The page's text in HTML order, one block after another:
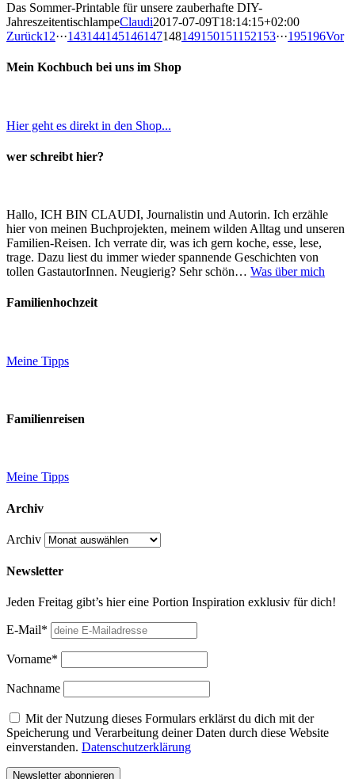
Das Sommer-Printable für unsere zauberhafte DIY-
JahreszeitentischlampeClaudi2017-07-09T18:14:15+02:00
Zurück1 2···143144145146147148149150151152153···195196Vor
Mein Kochbuch bei uns im Shop
Hier geht es direkt in den Shop...
wer schreibt hier?
Hallo, ICH BIN CLAUDI, Journalistin und Autorin. Ich erzähle
hier von meinen Buchprojekten, meinem wilden Alltag und unseren
Familien-Reisen. Ich verrate dir, was ich gern koche, esse, lese,
trage. Dazu liest du immer wieder spannende Geschichten von
tollen GastautorInnen. Neugierig? Sehr schön… Was über mich
Familienhochzeit
Meine Tipps
Familienreisen
Meine Tipps
Archiv
Archiv
Newsletter
Jeden Freitag gibt’s hier eine Portion Inspiration exklusiv für dich!
E-Mail*
Vorname*
Nachname
Mit der Nutzung dieses Formulars erklärst du dich mit der
Speicherung und Verarbeitung deiner Daten durch diese Website
einverstanden. Datenschutzerklärung